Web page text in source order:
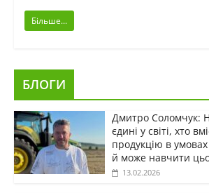
Більше...
БЛОГИ
Дмитро Соломчук:
єдині у світі, хто
продукцію в умовах
й може навчити
13.02.2026